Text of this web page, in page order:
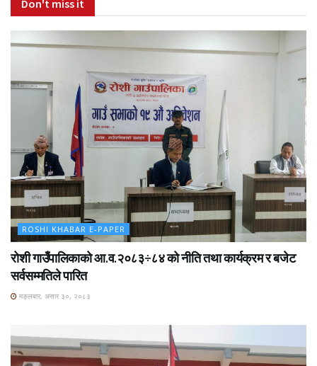
Don't miss it
ROSHI KHABAR E-PAPER
रोशी गाउँपालिकाको आ.व.२०८३÷८४ को नीति तथा कार्यक्रम र बजेट
सर्वसम्मतिले पारित
मङ्लबार, असार ३०, २०८३